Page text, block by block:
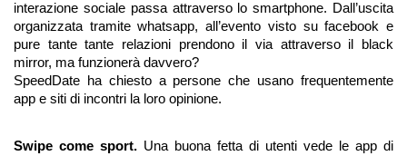
interazione sociale passa attraverso lo smartphone. Dall’uscita
organizzata tramite whatsapp, all’evento visto su facebook e
pure tante tante relazioni prendono il via attraverso il black
mirror, ma funzionerà davvero?
SpeedDate ha chiesto a persone che usano frequentemente
app e siti di incontri la loro opinione.
Swipe come sport. Una buona fetta di utenti vede le app di